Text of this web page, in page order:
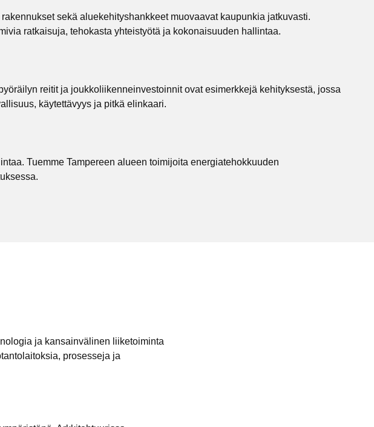
sekä aluekehityshankkeet muovaavat kaupunkia jatkuvasti.
ratkaisuja, tehokasta yhteistyötä ja kokonaisuuden hallintaa.
reitit ja joukkoliikenneinvestoinnit ovat esimerkkejä kehityksestä, jossa
käytettävyys ja pitkä elinkaari.
Tuemme Tampereen alueen toimijoita energiatehokkuuden
ja kansainvälinen liiketoiminta
prosesseja ja